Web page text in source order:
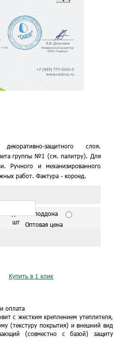
защитного слоя.
группы №1 (см. палитру). Для
Ручного и механизированного
работ. Фактура - короед.
шт
завода от 1 поддона
Оптовая цена
Купить в 1 клик
оплата
с жестким креплением утеплителя,
(текстуру покрытия) и внешний вид
(совместно с базой) защиту